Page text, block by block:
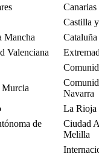
Canarias
Castilla
Mancha
Cataluña
Valenciana
Murcia
Navarra
La Rioja
de
Ciudad
Melilla